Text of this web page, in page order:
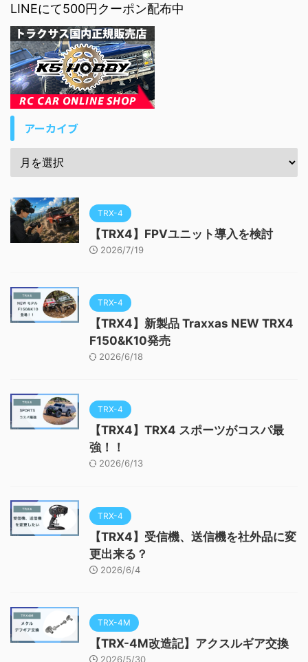
LINEにて500円クーポン配布中
アーカイブ
TRX-4
【TRX4】FPVユニット導入を検討
2026/7/19
TRX-4
【TRX4】新製品 Traxxas NEW TRX4
F150&K10発売
2026/6/18
TRX-4
【TRX4】TRX4 スポーツがコスパ最
強！！
2026/6/13
TRX-4
【TRX4】受信機、送信機を社外品に変
更出来る？
2026/6/4
TRX-4M
【TRX-4M改造記】アクスルギア交換
2026/5/30